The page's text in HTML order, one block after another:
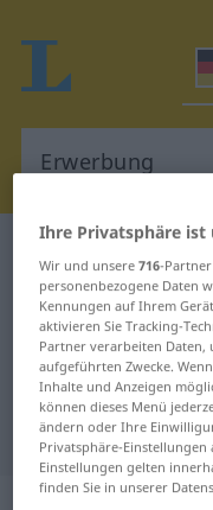
Deutsch-
"Erwerbung"
Übersetzung
Ihre Privatsphäre ist
Wir und unsere716-
personenbezogene Daten
Kennungen auf Ihrem
aktivieren Sie Tracking-
Partner verarbeiten Daten,
aufgeführten Zwecke.
Inhalte und Anzeigen
können dieses Menü
ändern oder Ihre
Privatsphäre-Einstellungen
Einstellungen gelten
finden Sie in unserer